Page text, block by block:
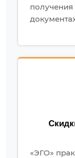
получения
«ЭГО»